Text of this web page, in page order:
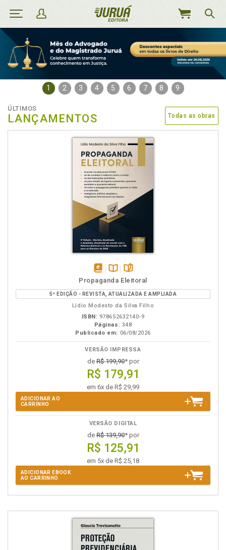
MEU
1 2 3 4 5 6 7 8 9
ÚLTIMOS
LANÇAMENTOS Todas as obras
disponível
em
eBook
Disponível
na
B.V.
páginas
Propaganda Eleitoral
5ª EDIÇÃO - REVISTA, ATUALIZADA E AMPLIADA
Lídio Modesto da Silva Filho
ISBN: 978652632140-9
Páginas: 348
Publicado em: 06/08/2026
VERSÃO IMPRESSA
deR$ 199,90* por
R$ 179,91
em 6x de R$ 29,99
ADICIONAR AO
CARRINHO
VERSÃO DIGITAL
deR$ 139,90* por
R$ 125,91
em 5x de R$ 25,18
ADICIONAR EBOOK
AO CARRINHO